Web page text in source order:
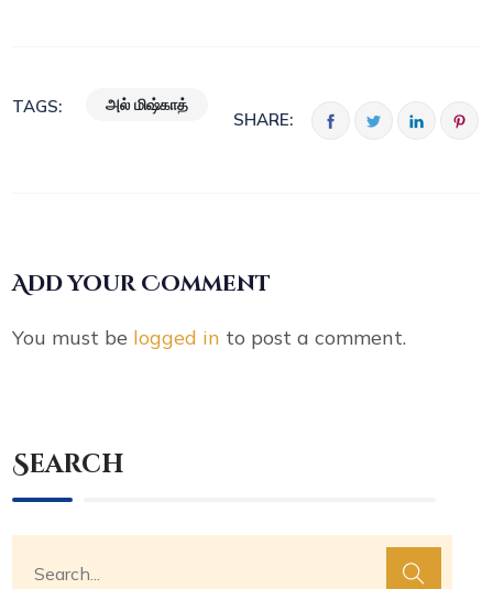
TAGS: அல் மிஷ்காத்
SHARE:
Add your Comment
You must be logged in to post a comment.
Search